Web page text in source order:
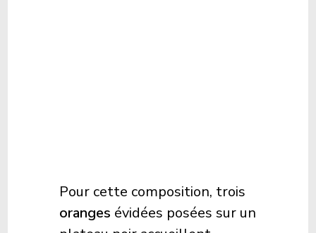
Pour cette composition, trois
oranges évidées posées sur un